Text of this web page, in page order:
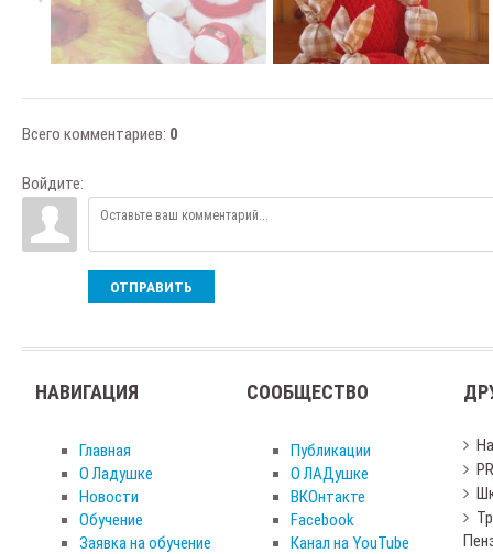
Всего комментариев: 0
Войдите:
ОТПРАВИТЬ
НАВИГАЦИЯ
Главная
О Ладушке
Новости
Обучение
Заявка на обучение
СООБЩЕСТВО
Публикации
О ЛАДушке
ВКОнтакте
Facebook
Канал на YouTube